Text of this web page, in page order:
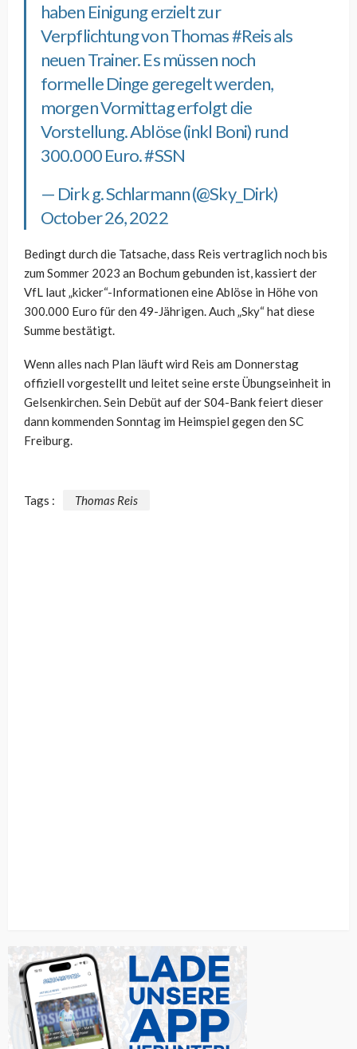
haben Einigung erzielt zur
Verpflichtung von Thomas#Reisals
neuen Trainer. Es müssen noch
formelle Dinge geregelt werden,
morgen Vormittag erfolgt die
Vorstellung. Ablöse (inkl Boni) rund
300.000 Euro.#SSN
— Dirk g. Schlarmann (@Sky_Dirk)
October 26, 2022
Bedingt durch die Tatsache, dass Reis vertraglich noch bis
zum Sommer 2023 an Bochum gebunden ist, kassiert der
VfL laut „kicker“-Informationen eine Ablöse in Höhe von
300.000 Euro für den 49-Jährigen. Auch „Sky“ hat diese
Summe bestätigt.
Wenn alles nach Plan läuft wird Reis am Donnerstag
offiziell vorgestellt und leitet seine erste Übungseinheit in
Gelsenkirchen. Sein Debüt auf der S04-Bank feiert dieser
dann kommenden Sonntag im Heimspiel gegen den SC
Freiburg.
Tags : Thomas Reis